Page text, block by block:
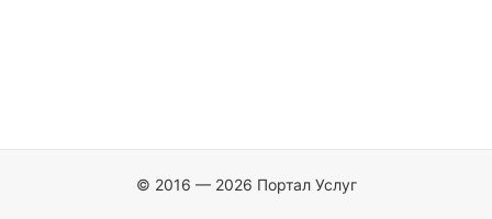
© 2016 — 2026 Портал Услуг